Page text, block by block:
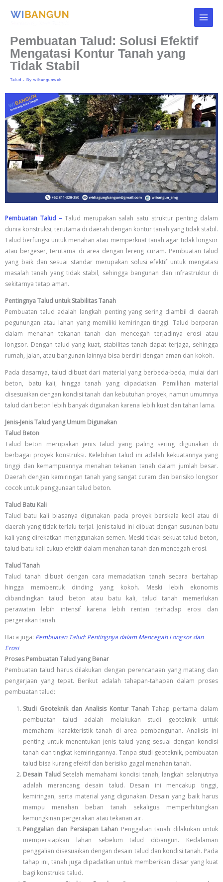
Pembuatan Talud: Solusi Efektif
Mengatasi Kontur Tanah yang
Tidak Stabil
Talud - By wibangunweb
Pembuatan Talud – Talud merupakan salah satu struktur penting dalam
dunia konstruksi, terutama di daerah dengan kontur tanah yang tidak stabil.
Talud berfungsi untuk menahan atau memperkuat tanah agar tidak longsor
atau bergeser, terutama di area dengan lereng curam. Pembuatan talud
yang baik dan sesuai standar merupakan solusi efektif untuk mengatasi
masalah tanah yang tidak stabil, sehingga bangunan dan infrastruktur di
sekitarnya tetap aman.
Pentingnya Talud untuk Stabilitas Tanah
Pembuatan talud adalah langkah penting yang sering diambil di daerah
pegunungan atau lahan yang memiliki kemiringan tinggi. Talud berperan
dalam menahan tekanan tanah dan mencegah terjadinya erosi atau
longsor. Dengan talud yang kuat, stabilitas tanah dapat terjaga, sehingga
rumah, jalan, atau bangunan lainnya bisa berdiri dengan aman dan kokoh.
Pada dasarnya, talud dibuat dari material yang berbeda-beda, mulai dari
beton, batu kali, hingga tanah yang dipadatkan. Pemilihan material
disesuaikan dengan kondisi tanah dan kebutuhan proyek, namun umumnya
talud dari beton lebih banyak digunakan karena lebih kuat dan tahan lama.
Jenis-Jenis Talud yang Umum Digunakan
Talud Beton
Talud beton merupakan jenis talud yang paling sering digunakan di
berbagai proyek konstruksi. Kelebihan talud ini adalah kekuatannya yang
tinggi dan kemampuannya menahan tekanan tanah dalam jumlah besar.
Daerah dengan kemiringan tanah yang sangat curam dan berisiko longsor
cocok untuk penggunaan talud beton.
Talud Batu Kali
Talud batu kali biasanya digunakan pada proyek berskala kecil atau di
daerah yang tidak terlalu terjal. Jenis talud ini dibuat dengan susunan batu
kali yang direkatkan menggunakan semen. Meski tidak sekuat talud beton,
talud batu kali cukup efektif dalam menahan tanah dan mencegah erosi.
Talud Tanah
Talud tanah dibuat dengan cara memadatkan tanah secara bertahap
hingga membentuk dinding yang kokoh. Meski lebih ekonomis
dibandingkan talud beton atau batu kali, talud tanah memerlukan
perawatan lebih intensif karena lebih rentan terhadap erosi dan
pergerakan tanah.
Baca juga: Pembuatan Talud: Pentingnya dalam Mencegah Longsor dan
Erosi
Proses Pembuatan Talud yang Benar
Pembuatan talud harus dilakukan dengan perencanaan yang matang dan
pengerjaan yang tepat. Berikut adalah tahapan-tahapan dalam proses
pembuatan talud:
Studi Geoteknik dan Analisis Kontur Tanah Tahap pertama dalam
pembuatan talud adalah melakukan studi geoteknik untuk
memahami karakteristik tanah di area pembangunan. Analisis ini
penting untuk menentukan jenis talud yang sesuai dengan kondisi
tanah dan tingkat kemiringannya. Tanpa studi geoteknik, pembuatan
talud bisa kurang efektif dan berisiko gagal menahan tanah.
Desain Talud Setelah memahami kondisi tanah, langkah selanjutnya
adalah merancang desain talud. Desain ini mencakup tinggi,
kemiringan, serta material yang digunakan. Desain yang baik harus
mampu menahan beban tanah sekaligus memperhitungkan
kemungkinan pergerakan atau tekanan air.
Penggalian dan Persiapan Lahan Penggalian tanah dilakukan untuk
mempersiapkan lahan sebelum talud dibangun. Kedalaman
penggalian disesuaikan dengan desain talud dan kondisi tanah. Pada
tahap ini, tanah juga dipadatkan untuk memberikan dasar yang kuat
bagi konstruksi talud.